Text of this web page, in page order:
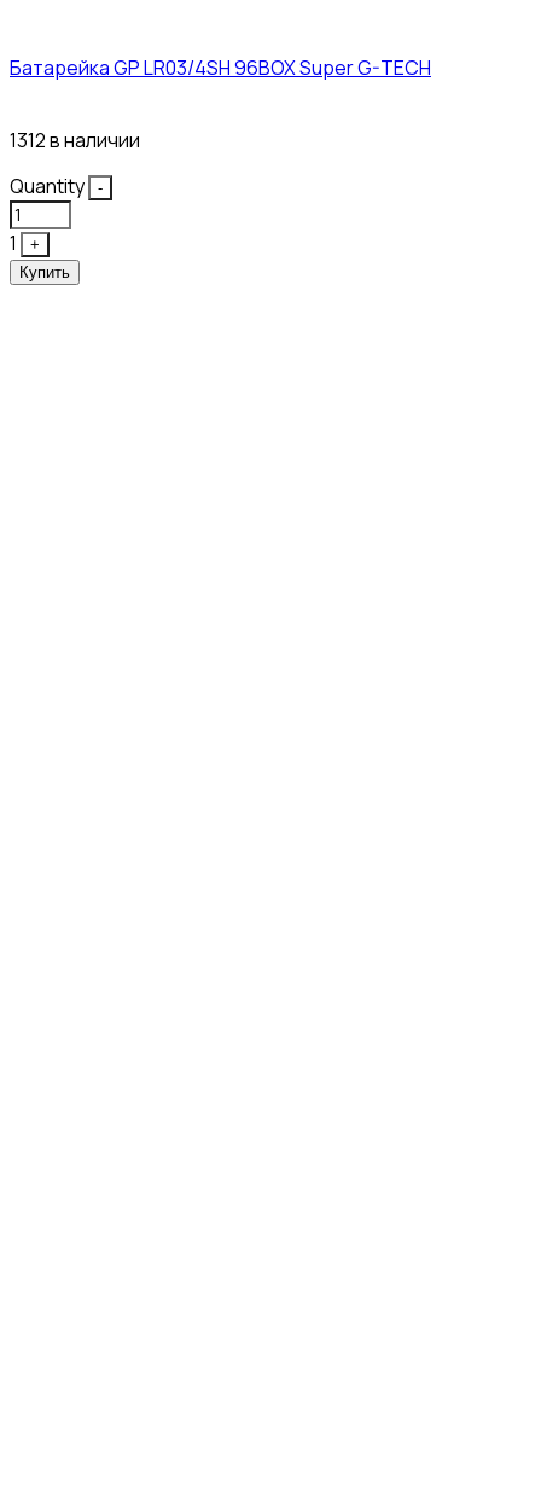
Батарейка GP LR03/4SH 96BOX Super G-TECH
1312 в наличии
Quantity
-
1
+
Купить